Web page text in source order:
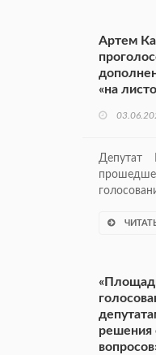
Артем
«на
Депутат
решения